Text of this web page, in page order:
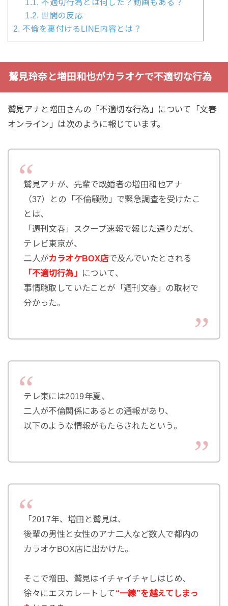
1.1. 不適切行為とは何した？動画もある？
1.2. 世間の反応
2. 不倫を裏付けるLINE内容とは？
鷲見玲奈と増田和也がカラオケで不適切な行為
鷲見アナと増田さんの「不適切な行為」について「文春
オンライン」は次のように報じています。
鷲見アナが、先輩で既婚者の増田和也アナ
（37）との「不倫騒動」で緊急調査を受けたこ
とは、
「週刊文春」スクープ速報で報じた通りだが、
テレビ東京が、
二人がカラオケBOX店で及んでいたとされる
「不適切行為」
について、
事情聴取していたことが「週刊文春」の取材で
分かった。
テレ東には2019年夏、
二人が不倫関係にあるとの通報があり、
以下のような情報がもたらされたという。
「2017年、増田と鷲見は、
後輩の男性と女性のアナ二人など数人で都内の
カラオケBOX店に出かけた。
そこで増田、鷲見はイチャイチャしはじめ、
徐々にエスカレートして“一線”を越えてしまっ